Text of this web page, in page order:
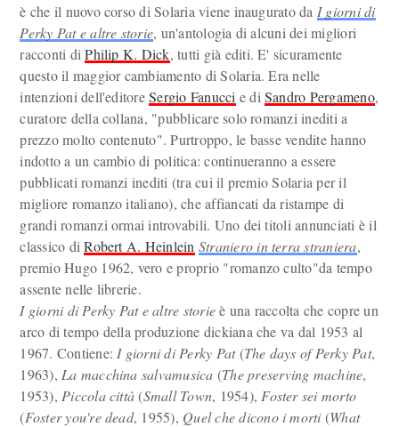
è che il nuovo corso di Solaria viene inaugurato da I giorni di
Perky Pat e altre storie, un'antologia di alcuni dei migliori
racconti diPhilip K. Dick, tutti già editi. E' sicuramente
questo il maggior cambiamento di Solaria. Era nelle
intenzioni dell'editoreSergio Fanucci e di Sandro Pergameno,
curatore della collana, "pubblicare solo romanzi inediti a
prezzo molto contenuto". Purtroppo, le basse vendite hanno
indotto a un cambio di politica: continueranno a essere
pubblicati romanzi inediti (tra cui il premio Solaria per il
migliore romanzo italiano), che affiancati da ristampe di
grandi romanzi ormai introvabili. Uno dei titoli annunciati è il
classico diRobert A. Heinlein Straniero in terra straniera,
premio Hugo 1962, vero e proprio "romanzo culto"da tempo
assente nelle librerie.
I giorni di Perky Pat e altre storieè una raccolta che copre un
arco di tempo della produzione dickiana che va dal 1953 al
1967. Contiene: I giorni di Perky Pat(The days of Perky Pat,
1963), La macchina salvamusica (The preserving machine,
1953), Piccola città(Small Town, 1954), Foster sei morto
(Foster you're dead, 1955), Quel che dicono i morti(What